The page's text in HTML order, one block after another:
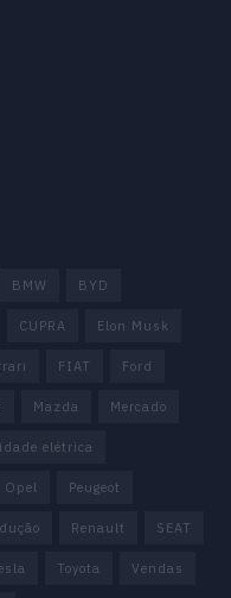
BMW BYD
CUPRA Elon Musk
FIAT Ford
Mazda Mercado
elétrica
Opel Peugeot
Renault SEAT
Toyota Vendas